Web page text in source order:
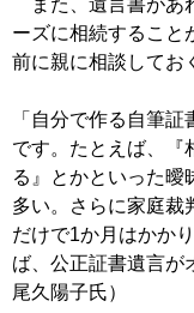
また、遺言書があ
ーズに相続すること
前に親に相談してお
「自分で作る自筆
です。たとえば、『
る』とかといった曖
多い。さらに家庭裁
だけで1か月はかか
ば、公正証書遺言が
尾久陽子氏）